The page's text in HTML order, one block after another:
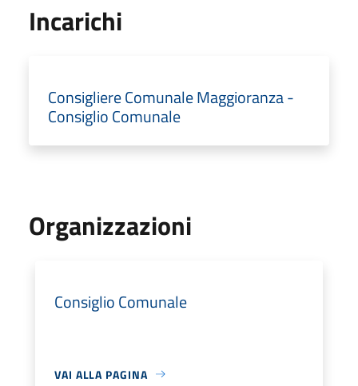
Incarichi
Consigliere Comunale Maggioranza -
Consiglio Comunale
Organizzazioni
Consiglio Comunale
VAI ALLA PAGINA